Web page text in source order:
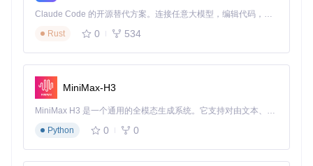
video_info.json
下载加密内容：
python3 python_scripts/2. script
_download.py --info video_info.json --output
执行解密操作：python3 python_scripts/3. script
_decrypt.py --input encrypted/ --output decr
ypted/
生成播放文件： python3 python_scripts/4. script
video.mp4
Claude Code 的开源替代方案。连接任意大模型，编辑代码，运行命令，自动验证 — 全自动执行。用 Rust 构建，极致性能。 ｜ An open-source alternative to Claude Code. Connect any LLM, edit code, run commands, and verify changes — autonomously. Built in Rust for speed. Get Started
Rust
0 534
MiniMax-H3
MiniMax H3 是一个通用的全模态生成系统。它支持对由文本、图像、视频和音频组成的多模态上下文进行统一理解，并能生成分辨率高达 2K、时长可达 15 秒的带原生立体声音频的视频。得益于面向任务泛化的系统设计，H3 在预训练阶段就已具备广泛的多模态上下文理解与生成能力，能够出色地执行复杂的多模态指令。
Python
0 0